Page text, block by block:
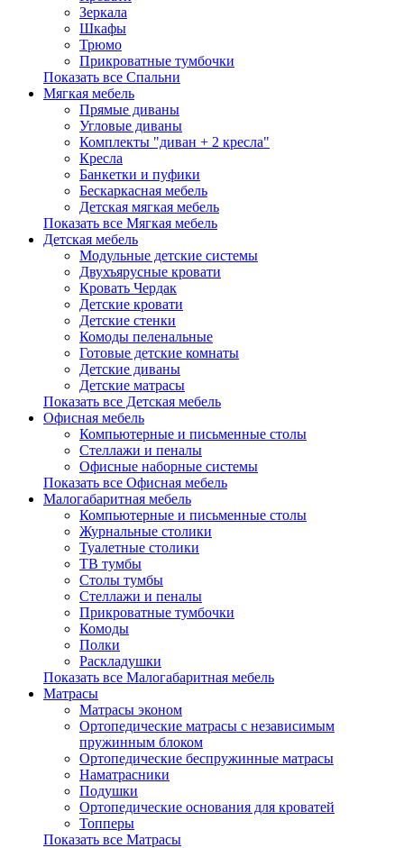
Зеркала
Шкафы
Трюмо
Прикроватные тумбочки
Показать все Спальни
Мягкая мебель
Прямые диваны
Угловые диваны
Комплекты "диван + 2 кресла"
Кресла
Банкетки и пуфики
Бескаркасная мебель
Детская мягкая мебель
Показать все Мягкая мебель
Детская мебель
Модульные детские системы
Двухъярусные кровати
Кровать Чердак
Детские кровати
Детские стенки
Комоды пеленальные
Готовые детские комнаты
Детские диваны
Детские матрасы
Показать все Детская мебель
Офисная мебель
Компьютерные и письменные столы
Стеллажи и пеналы
Офисные наборные системы
Показать все Офисная мебель
Малогабаритная мебель
Компьютерные и письменные столы
Журнальные столики
Туалетные столики
ТВ тумбы
Столы тумбы
Стеллажи и пеналы
Прикроватные тумбочки
Комоды
Полки
Раскладушки
Показать все Малогабаритная мебель
Матрасы
Матрасы эконом
Ортопедические матрасы с независимым
пружинным блоком
Ортопедические беспружинные матрасы
Наматрасники
Подушки
Ортопедические основания для кроватей
Топперы
Показать все Матрасы